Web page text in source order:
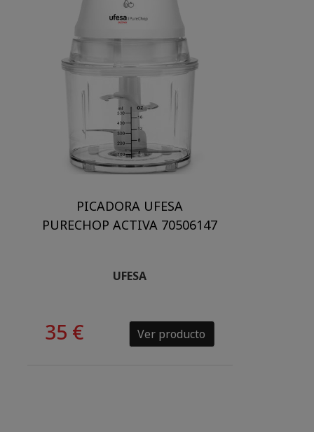
PICADORA UFESA
PURECHOP ACTIVA 70506147
UFESA
35 € Ver producto